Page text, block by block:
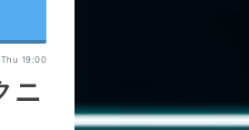
19:00
ニ